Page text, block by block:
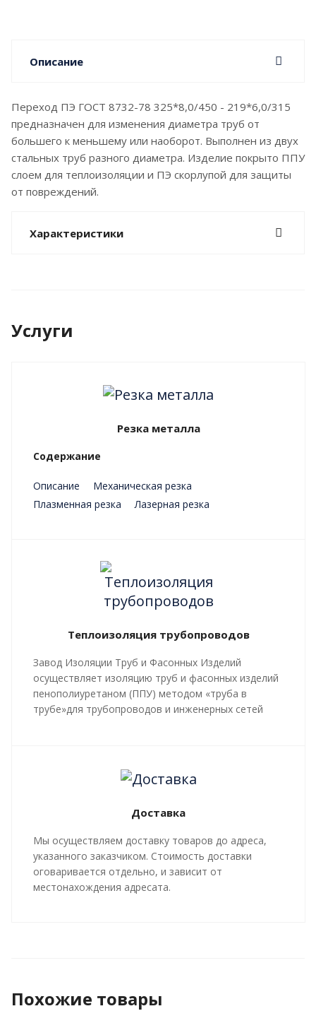
Описание
Переход ПЭ ГОСТ 8732-78 325*8,0/450 - 219*6,0/315
предназначен для изменения диаметра труб от
большего к меньшему или наоборот. Выполнен из двух
стальных труб разного диаметра. Изделие покрыто ППУ
слоем для теплоизоляции и ПЭ скорлупой для защиты
от повреждений.
Характеристики
Услуги
Резка металла
Содержание
Описание
Механическая резка
Плазменная резка
Лазерная резка
Теплоизоляция трубопроводов
Завод Изоляции Труб и Фасонных Изделий
осуществляет изоляцию труб и фасонных изделий
пенополиуретаном (ППУ) методом «труба в
трубе»для трубопроводов и инженерных сетей
Все работы, производящиеся в рамках
мероприятий по изоляции труб и трубопроводной
и СТ 4937-001-18929664-04.
Доставка
Мы осуществляем доставку товаров до адреса,
указанного заказчиком. Стоимость доставки
оговаривается отдельно, и зависит от
местонахождения адресата.
Похожие товары